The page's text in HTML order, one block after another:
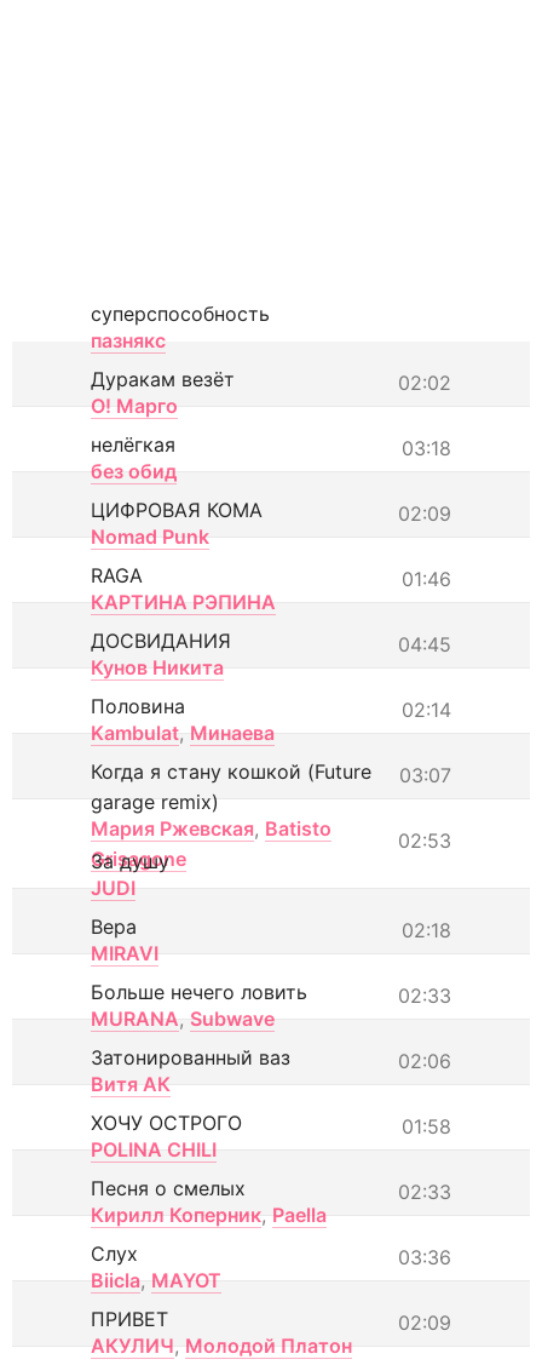
суперспособность
пазнякс
02:02
Дуракам везёт
О! Марго
03:18
нелёгкая
без обид
02:09
ЦИФРОВАЯ КОМА
Nomad Punk
01:46
RAGA
КАРТИНА РЭПИНА
04:45
ДОСВИДАНИЯ
Кунов Никита
02:14
Половина
Kambulat, Минаева
03:07
Когда я стану кошкой (Future
garage remix)
Мария Ржевская, Batisto
Grisagone
02:53
За душу
JUDI
02:18
Вера
MIRAVI
02:33
Больше нечего ловить
MURANA, Subwave
02:06
Затонированный ваз
Витя АК
01:58
ХОЧУ ОСТРОГО
POLINA CHILI
02:33
Песня о смелых
Кирилл Коперник, Paella
03:36
Слух
Biicla, MAYOT
02:09
ПРИВЕТ
АКУЛИЧ, Молодой Платон